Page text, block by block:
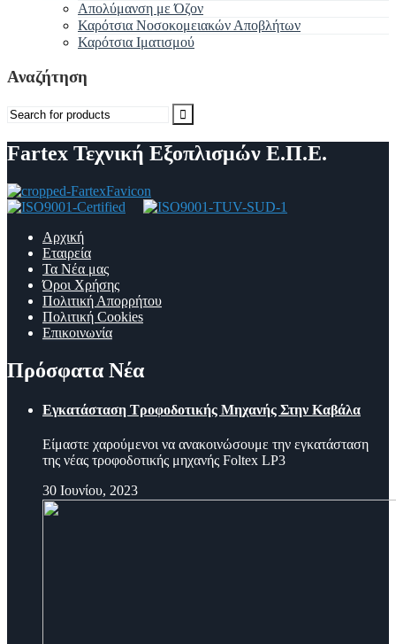
Απολύμανση με Όζον
Καρότσια Νοσοκομειακών Αποβλήτων
Καρότσια Ιματισμού
Αναζήτηση
Search
Fartex Τεχνική Εξοπλισμών Ε.Π.Ε.
Αρχική
Εταιρεία
Τα Νέα μας
Όροι Χρήσης
Πολιτική Απορρήτου
Πολιτική Cookies
Επικοινωνία
Πρόσφατα Νέα
Εγκατάσταση Τροφοδοτικής Μηχανής Στην Καβάλα
Είμαστε χαρούμενοι να ανακοινώσουμε την εγκατάσταση
της νέας τροφοδοτικής μηχανής Foltex LP3
30 Ιουνίου, 2023